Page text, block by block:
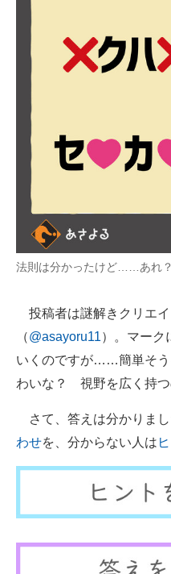
ちょっと気になるネットの話
法則は分かったけど……あれ？
投稿者は謎解きクリエ
（@asayoru11）。マーク
いくのですが……簡単そう
わいな？ 視野を広く持つ
さて、答えは分かりま
わせを、分からない人は